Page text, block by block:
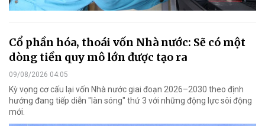
Cổ phần hóa, thoái vốn Nhà nước: Sẽ có một
dòng tiền quy mô lớn được tạo ra
09/08/2026 04:05
Kỳ vọng cơ cấu lại vốn Nhà nước giai đoạn 2026–2030 theo định
hướng đang tiếp diễn "làn sóng" thứ 3 với những động lực sôi động
mới.